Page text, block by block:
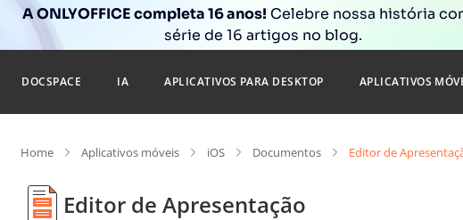
A ONLYOFFICE completa 16 anos! Celebre nossa história
série de 16 artigos no blog.
DOCSPACE IA APLICATIVOS PARA DESKTOP APLICATIVOS
Home Aplicativos móveis iOS Documentos Editor de
Editor de Apresentação